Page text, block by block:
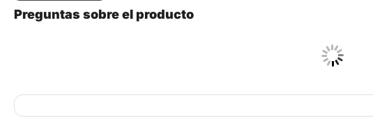
Preguntas sobre el producto